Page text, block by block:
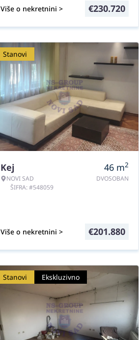
Više o nekretnini > €230.720
Stanovi
Kej
NOVI SAD
ŠIFRA: #548059
46 m2
DVOSOBAN
Više o nekretnini > €201.880
Stanovi Ekskluzivno